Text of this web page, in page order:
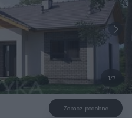
1/7
Zobacz podobne